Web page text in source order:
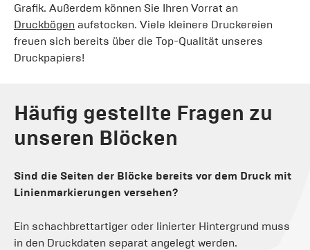
Grafik. Außerdem können Sie Ihren Vorrat an
Druckbögen aufstocken. Viele kleinere Druckereien
freuen sich bereits über die Top-Qualität unseres
Druckpapiers!
Häufig gestellte Fragen zu
unseren Blöcken
Sind die Seiten der Blöcke bereits vor dem Druck mit
Linienmarkierungen versehen?
Ein schachbrettartiger oder linierter Hintergrund muss
in den Druckdaten separat angelegt werden.